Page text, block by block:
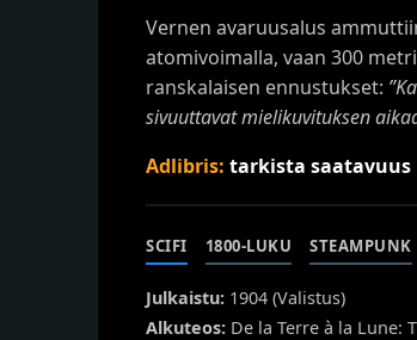
Vernen avaruusalus
atomivoimalla, vaan 300
ranskalaisen ennustukset:
sivuuttavat mielikuvituksen
Adlibris: tarkista saatavuus
SCIFI 1800-LUKU STEAMPUNK
Julkaistu: 1904 (Valistus)
Alkuteos: De la Terre à la Lune: